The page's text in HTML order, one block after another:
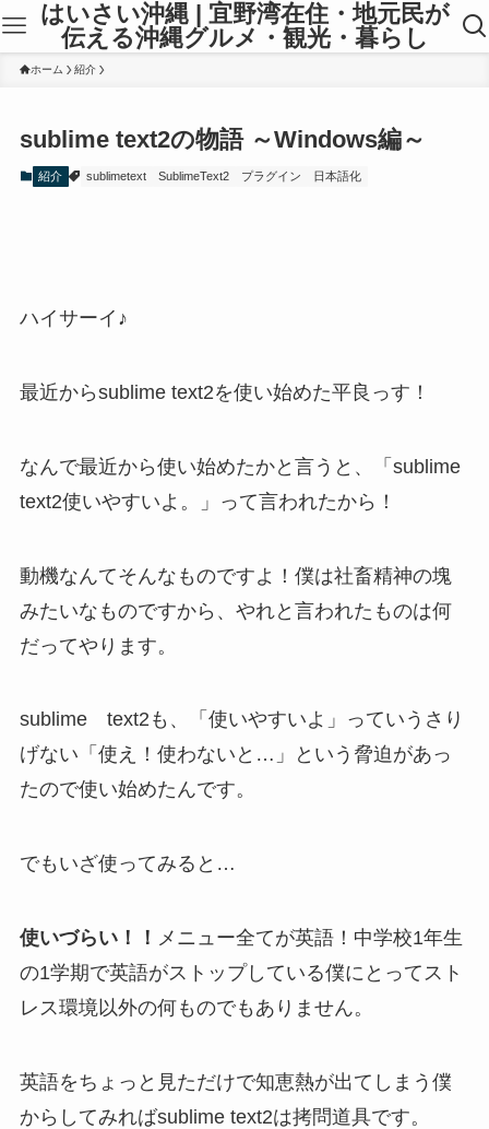
はいさい沖縄 | 宜野湾在住・地元民が
伝える沖縄グルメ・観光・暮らし
ホーム 紹介
sublime text2の物語 ～Windows編～
紹介 sublimetext SublimeText2 プラグイン 日本語化
ハイサーイ♪
最近からsublime text2を使い始めた平良っす！
なんで最近から使い始めたかと言うと、「sublime
text2使いやすいよ。」って言われたから！
動機なんてそんなものですよ！僕は社畜精神の塊
みたいなものですから、やれと言われたものは何
だってやります。
sublime text2も、「使いやすいよ」っていうさり
げない「使え！使わないと…」という脅迫があっ
たので使い始めたんです。
でもいざ使ってみると…
使いづらい！！ メニュー全てが英語！中学校1年生
の1学期で英語がストップしている僕にとってスト
レス環境以外の何ものでもありません。
英語をちょっと見ただけで知恵熱が出てしまう僕
からしてみればsublime text2は拷問道具です。